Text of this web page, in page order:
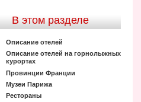
В этом разделе
Описание отелей
Описание отелей на горнолыжных
курортах
Провинции Франции
Музеи Парижа
Рестораны